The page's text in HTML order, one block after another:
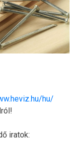
hu/
iratok: